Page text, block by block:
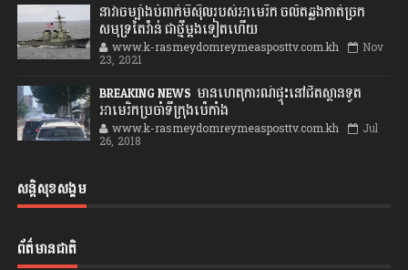
នាវាចម្បាំងបំពាក់មីស៊ីលរបស់អាមេរិក ចល័តឆ្លងកាត់ច្រក
សមុទ្រតៃវ៉ាន់ ជាថ្មីម្តងទៀតហើយ
www.k-rasmeydomreymeasposttv.com.kh Nov
23, 2021
BREAKING NEWS: មានហេតុការណ៍ផ្ទុះនៅជិតស្ថានទូត
អាមេរិកប្រចាំទីក្រុងប៉េកាំង
www.k-rasmeydomreymeasposttv.com.kh Jul
26, 2018
សន្តិសុខសង្គម
ព័ត៌មានជាតិ